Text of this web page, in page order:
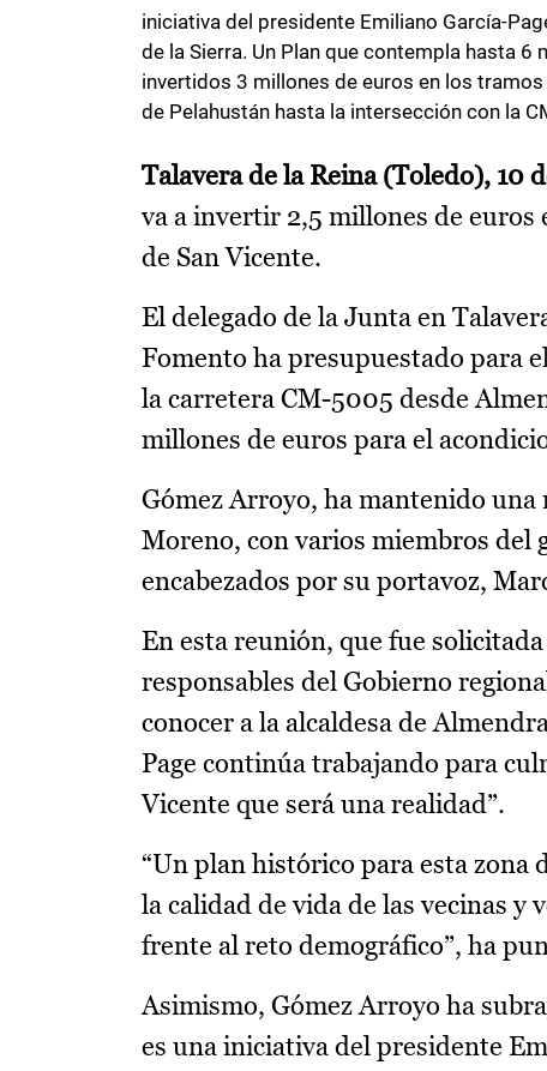
iniciativa del presidente Emiliano García-
de la Sierra. Un Plan que contempla hasta
invertidos 3 millones de euros en los
de Pelahustán hasta la intersección con la
Talavera de la Reina (Toledo), 10
va a invertir 2,5 millones de euros
de San Vicente.
El delegado de la Junta en
Fomento ha presupuestado para
la carretera CM-5005 desde
millones de euros para el
Gómez Arroyo, ha mantenido
Moreno, con varios miembros del
encabezados por su portavoz,
En esta reunión, que fue
responsables del Gobierno
conocer a la alcaldesa de
Page continúa trabajando para
Vicente que será una realidad”.
“Un plan histórico para esta zona
la calidad de vida de las vecinas y
frente al reto demográfico”, ha
Asimismo, Gómez Arroyo ha
es una iniciativa del presidente